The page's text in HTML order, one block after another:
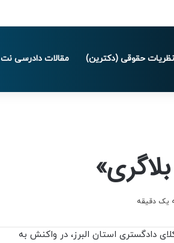
مالیاتی تا پایان تابستان 1405
نظریات حقوقی (دکترین) مقالات دادرسی نت
یک دقیقه
دادگستری استان البرز، در واکنش به